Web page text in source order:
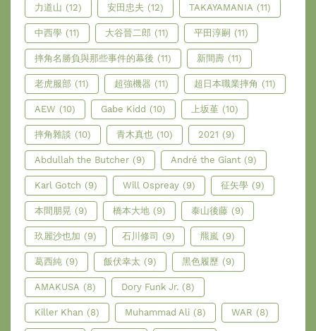
力道山 (12) 安田忠夫 (12) TAKAYAMANIA (11)
中西學 (11) 大谷晉二郎 (11) 平田淳嗣 (11)
摔角名勝負與那些事件的幕後 (11) 新間壽 (11)
老虎服部 (11) 超強機器 (11) 超日本職業摔角 (11)
AEW (10) Gabe Kidd (10) 上坂堇 (10)
摔角雜談 (10) 青木真也 (10) 2021 (9)
Abdullah the Butcher (9) André the Giant (9)
Karl Gotch (9) Will Ospreay (9) 征矢學 (9)
本間朋晃 (9) 橋本大地 (9) 泰山後藤 (9)
玖麗沙也加 (9) 石川修司 (9) 羆嵐 (9)
葛西純 (9) 飯伏幸太 (9) 黑色履歷 (9)
AMAKUSA (8) Dory Funk Jr. (8)
Killer Khan (8) Muhammad Ali (8) WAR (8)